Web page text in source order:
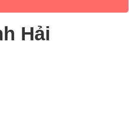
Hải